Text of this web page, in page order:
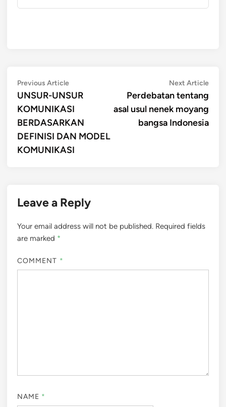
Post
navigation
Previous ArticlePrevious
article:
UNSUR-UNSUR
KOMUNIKASI
BERDASARKAN
DEFINISI DAN MODEL
KOMUNIKASI
Next ArticleNext
Perdebatan tentang
asal usul nenek moyang
bangsa Indonesia
Leave a Reply
Your email address will not be published. Required fields
are marked *
COMMENT *
NAME *